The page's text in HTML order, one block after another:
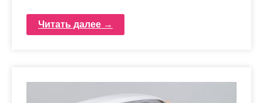
Читать далее →